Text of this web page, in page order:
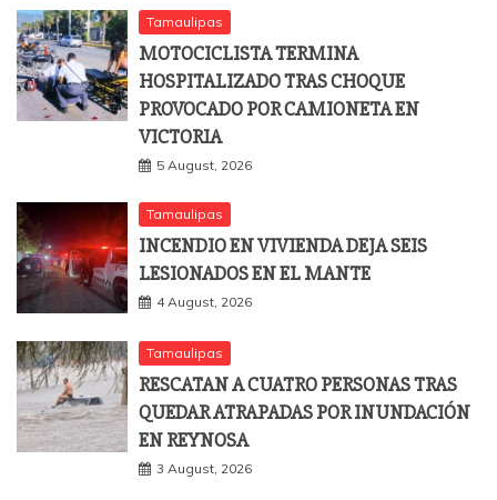
Tamaulipas
MOTOCICLISTA TERMINA
HOSPITALIZADO TRAS CHOQUE
PROVOCADO POR CAMIONETA EN
VICTORIA
5 August, 2026
Tamaulipas
INCENDIO EN VIVIENDA DEJA SEIS
LESIONADOS EN EL MANTE
4 August, 2026
Tamaulipas
RESCATAN A CUATRO PERSONAS TRAS
QUEDAR ATRAPADAS POR INUNDACIÓN
EN REYNOSA
3 August, 2026